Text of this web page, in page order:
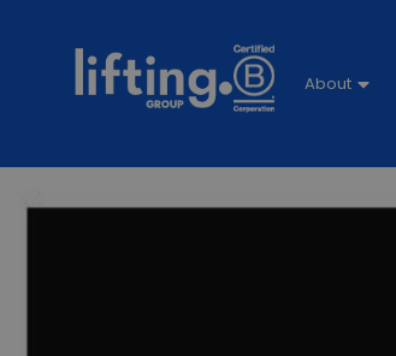
About